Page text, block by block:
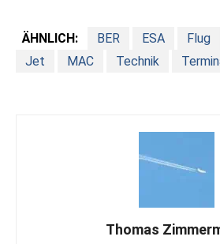
ÄHNLICH: BER ESA Flug
Jet
MAC Technik
Thomas